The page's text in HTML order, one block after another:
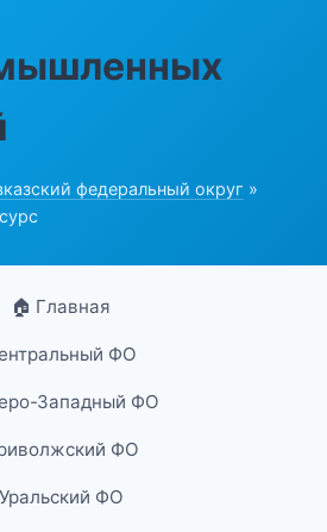
федеральный округ »
🏠 Главная
ФО
Западный ФО
ФО
Уральский ФО